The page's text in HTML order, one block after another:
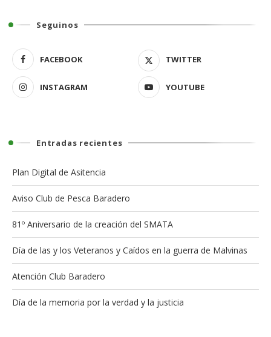
Seguinos
FACEBOOK TWITTER
INSTAGRAM YOUTUBE
Entradas recientes
Plan Digital de Asitencia
Aviso Club de Pesca Baradero
81º Aniversario de la creación del SMATA
Día de las y los Veteranos y Caídos en la guerra de Malvinas
Atención Club Baradero
Día de la memoria por la verdad y la justicia